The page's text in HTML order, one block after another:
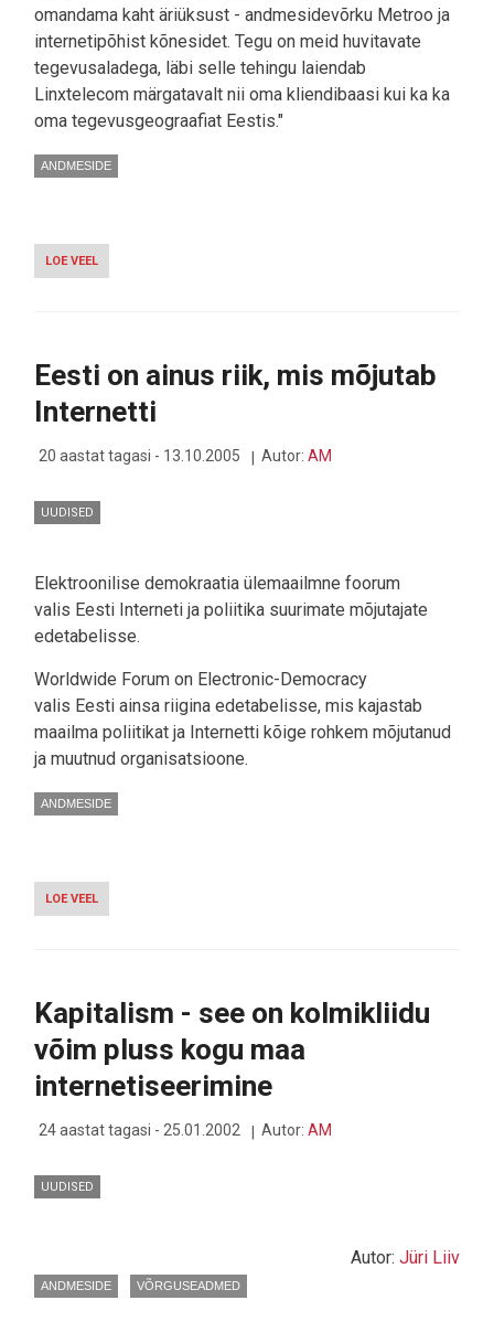
omandama kaht äriüksust - andmesidevõrku Metroo ja
internetipõhist kõnesidet. Tegu on meid huvitavate
tegevusaladega, läbi selle tehingu laiendab
Linxtelecom märgatavalt nii oma kliendibaasi kui ka ka
oma tegevusgeograafiat Eestis."
ANDMESIDE
LOE VEEL
LINXTELECOM
ANDMESIDE
OSTMISEKS
Eesti on ainus riik, mis mõjutab
Internetti
20 aastat tagasi - 13.10.2005 Autor: AM
UUDISED
Elektroonilise demokraatia ülemaailmne foorum
valis Eesti Interneti ja poliitika suurimate mõjutajate
edetabelisse.
Worldwide Forum on Electronic-Democracy
valis Eesti ainsa riigina edetabelisse, mis kajastab
maailma poliitikat ja Internetti kõige rohkem mõjutanud
ja muutnud organisatsioone.
ANDMESIDE
LOE VEEL
EESTI
MÕJUTAB
Kapitalism - see on kolmikliidu
võim pluss kogu maa
internetiseerimine
24 aastat tagasi - 25.01.2002 Autor: AM
UUDISED
Autor: Jüri Liiv
ANDMESIDE VÕRGUSEADMED